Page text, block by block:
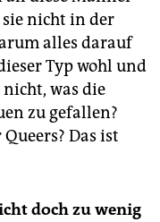
nicht in der
alles darauf
Typ wohl und
was die
zu gefallen?
Das ist
doch zu wenig